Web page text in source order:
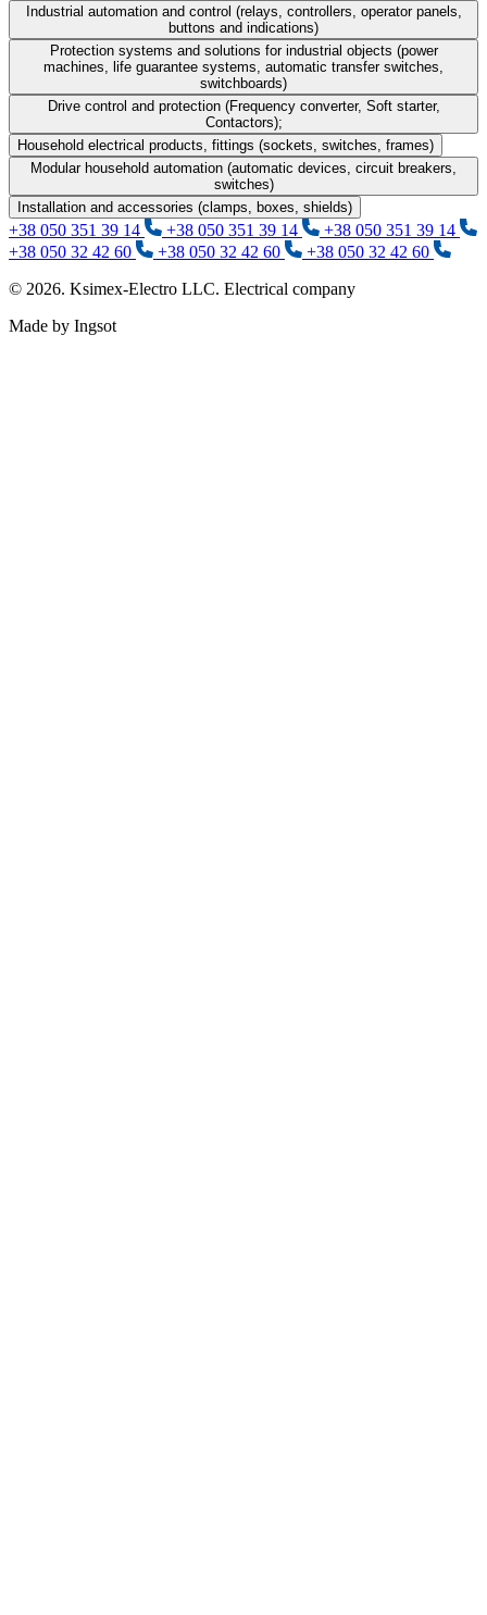
Industrial automation and control (relays, controllers, operator panels,
buttons and indications)
Protection systems and solutions for industrial objects (power
machines, life guarantee systems, automatic transfer switches,
switchboards)
Drive control and protection (Frequency converter, Soft starter,
Contactors);
Household electrical products, fittings (sockets, switches, frames)
Modular household automation (automatic devices, circuit breakers,
switches)
Installation and accessories (clamps, boxes, shields)
+38 050 351 39 14 +38 050 351 39 14
+38 050 351 39 14
+38 050 32 42 60
+38 050 32 42 60
+38 050 32 42 60
© 2026. Ksimex-Electro LLC. Electrical company
Made by Ingsot